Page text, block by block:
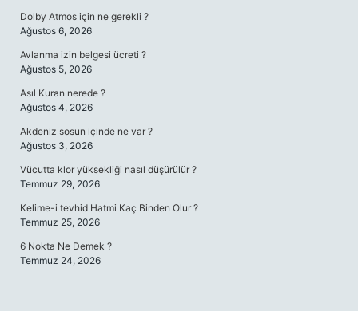
Dolby Atmos için ne gerekli ?
Ağustos 6, 2026
Avlanma izin belgesi ücreti ?
Ağustos 5, 2026
Asıl Kuran nerede ?
Ağustos 4, 2026
Akdeniz sosun içinde ne var ?
Ağustos 3, 2026
Vücutta klor yüksekliği nasıl düşürülür ?
Temmuz 29, 2026
Kelime-i tevhid Hatmi Kaç Binden Olur ?
Temmuz 25, 2026
6 Nokta Ne Demek ?
Temmuz 24, 2026